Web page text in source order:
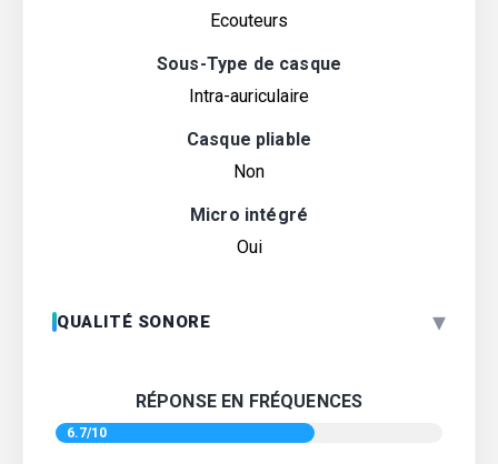
Ecouteurs
Sous-Type de casque
Intra-auriculaire
Casque pliable
Non
Micro intégré
Oui
QUALITÉ SONORE ▾
RÉPONSE EN FRÉQUENCES
6.7/10